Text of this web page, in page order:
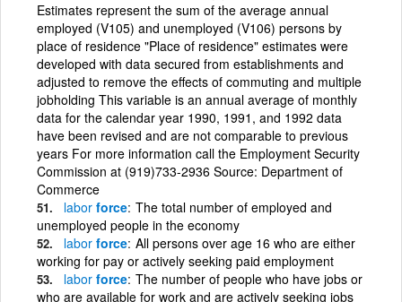
Estimates represent the sum of the average annual
employed (V105) and unemployed (V106) persons by
place of residence "Place of residence" estimates were
developed with data secured from establishments and
adjusted to remove the effects of commuting and multiple
jobholding This variable is an annual average of monthly
data for the calendar year 1990, 1991, and 1992 data
have been revised and are not comparable to previous
years For more information call the Employment Security
Commission at (919)733-2936 Source: Department of
Commerce
labor force The total number of employed and
unemployed people in the economy
labor force All persons over age 16 who are either
working for pay or actively seeking paid employment
labor force The number of people who have jobs or
who are available for work and are actively seeking jobs